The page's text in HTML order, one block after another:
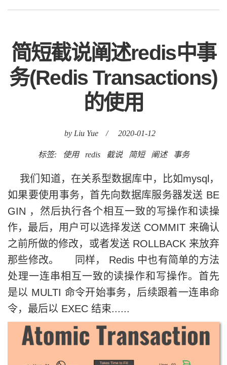
简短截说阐述redis中事
务(Redis Transactions)
的使用
by Liu Yue / 2020-01-12
标签: 使用 redis 截说 简短 阐述 事务
我们知道，在关系型数据库中，比如mysql，
如果要使用事务，首先向数据库服务器发送 BE
GIN ，然后执行各个相互一致的写操作和读操
作，最后，用户可以选择发送 COMMIT 来确认
之前所做的修改，或者发送 ROLLBACK 来放弃
那些修改。 同样， Redis 中也有简单的方法
处理一连串相互一致的读操作和写操作。首先
是以 MULTI 命令开始事务，后续跟着一连串命
令，最后以 EXEC 结束......